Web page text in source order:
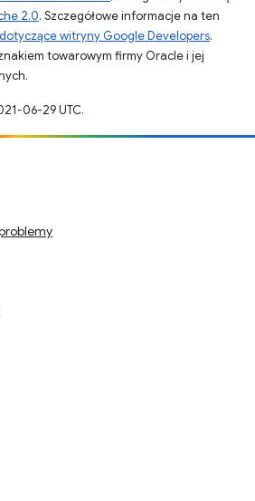
2.0. Szczegółowe informacje na ten
witryny Google Developers.
towarowym firmy Oracle i jej
06-29 UTC.